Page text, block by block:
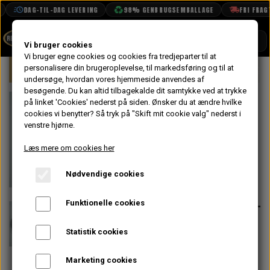
DAG-TIL-DAG LEVERING 98% GENBRUGSEMBALLAGE FRI FRAGT
BOOK TID
PROJEKTER
TEKNISK DATA
VANDPOLERING
Forside Mini Karrosseri Tilbehør & Maling
På lager
Panel Liste i
Firkantet Model
1,3 m Original -
Bruges på 1993-
2000
350,40 kr.
Vi bruger cookies
Vi bruger egne cookies og cookies fra tredjeparter til at
personalisere din brugeroplevelse, til markedsføring og til at
undersøge, hvordan vores hjemmeside anvendes af
besøgende. Du kan altid tilbagekalde dit samtykke ved at trykke
på linket 'Cookies' nederst på siden. Ønsker du at ændre hvilke
cookies vi benytter? Så tryk på "Skift mit cookie valg" nederst i
venstre hjørne.
Læs mere om cookies her
Nødvendige cookies
Funktionelle cookies
Statistik cookies
Marketing cookies